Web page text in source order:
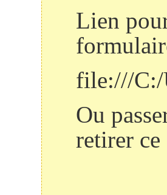
Lien
file:///C:/
Ou
retirer